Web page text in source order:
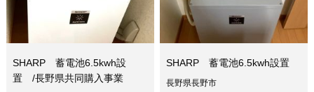
SHARP 蓄電池6.5kwh設
置 /長野県共同購入事業
SHARP 蓄電池6.5kwh設置
長野県長野市